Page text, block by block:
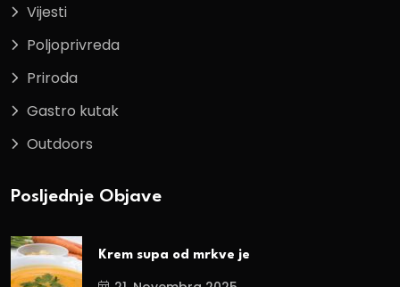
Vijesti
Poljoprivreda
Priroda
Gastro kutak
Outdoors
Posljednje Objave
Krem supa od mrkve je